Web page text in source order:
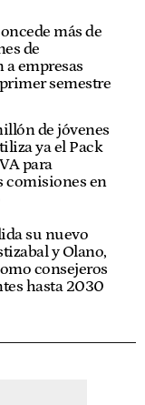
más de
de
empresas
semestre
de jóvenes
ya el Pack
para
comisiones en
su nuevo
y Olano,
consejeros
hasta 2030